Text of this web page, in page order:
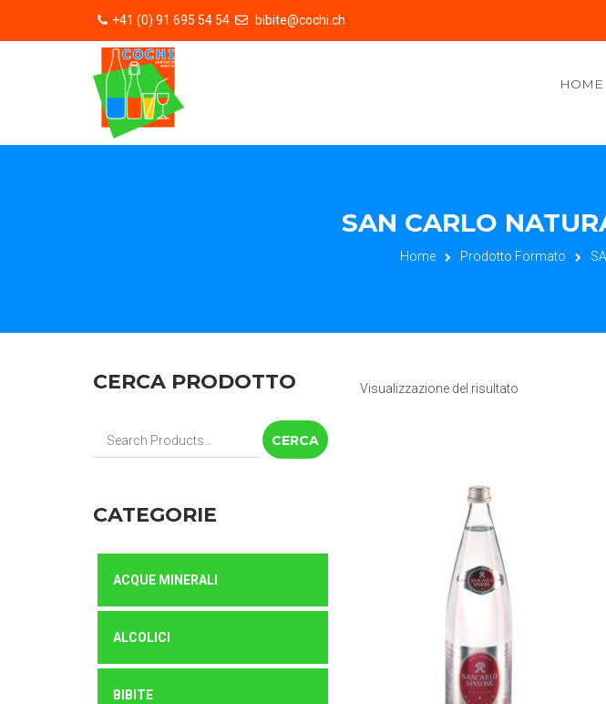
+41 (0) 91 695 54 54 bibite@cochi.ch
HOME
SAN CARLO
Home Prodotto Formato
Visualizzazione del risultato
CERCA PRODOTTO
Cerca:
CATEGORIE
ACQUE MINERALI
ALCOLICI
BIBITE